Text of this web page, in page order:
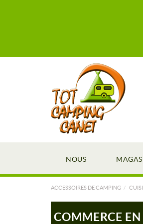
NOUS
ACCESSOIRES DE CAMPING
COMMERCE